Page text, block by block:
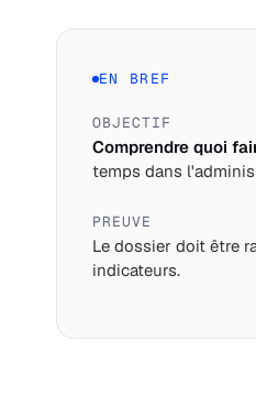
EN BREF
OBJECTIF
Comprendre quoi
temps dans
PREUVE
Le dossier doit être
indicateurs.